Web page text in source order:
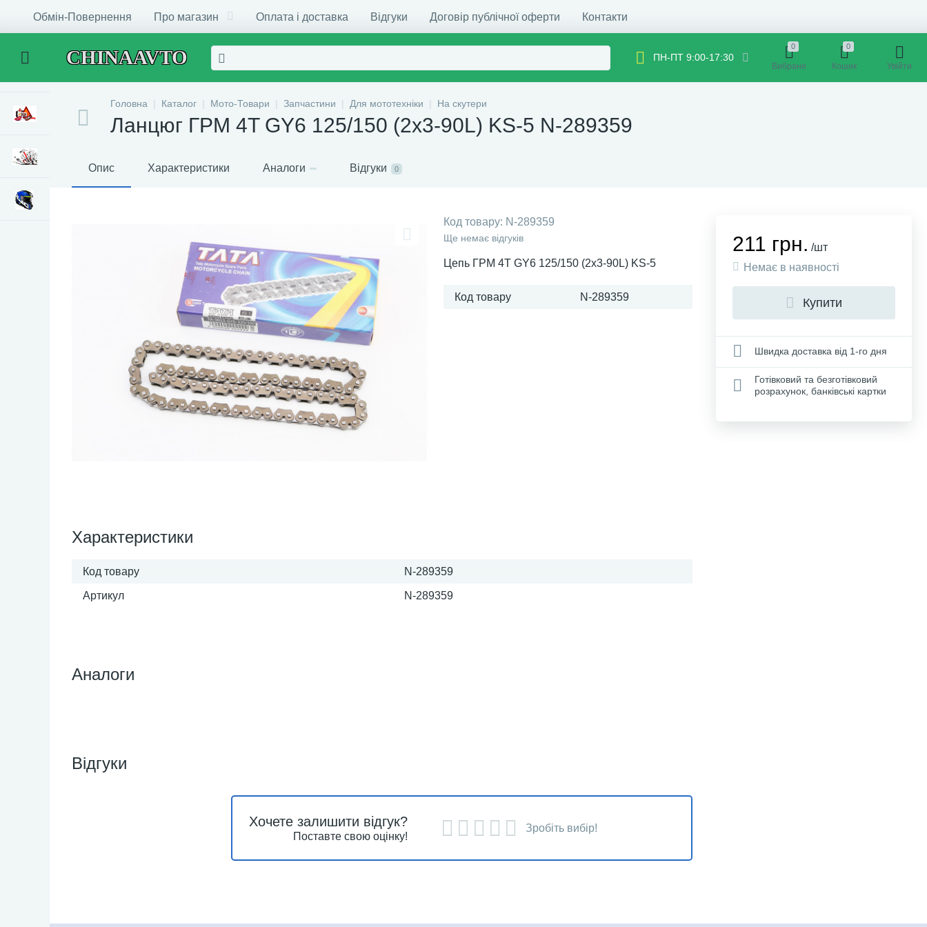
Обмін-Повернення Про магазин Оплата і доставка Відгуки Договір публічної оферти Контакти
CHINAAVTO ПН-ПТ 9:00-17:30
0
Вибране
0
Кошик Увійти
Головна Каталог Мото-Товари Запчастини Для мототехніки На скутери
Ланцюг ГРМ 4T GY6 125/150 (2x3-90L) KS-5 N-289359
Опис Характеристики Аналоги Відгуки 0
Код товару: N-289359
Ще немає відгуків
Цепь ГРМ 4T GY6 125/150 (2x3-90L) KS-5
Код товару N-289359
Характеристики
Код товару N-289359
Артикул N-289359
211 грн. /шт
Немає в наявності
Купити
Швидка доставка від 1-го дня
Готівковий та безготівковий
розрахунок, банківські картки
Аналоги
Відгуки
Хочете залишити відгук?
Поставте свою оцінку!
Зробіть вибір!